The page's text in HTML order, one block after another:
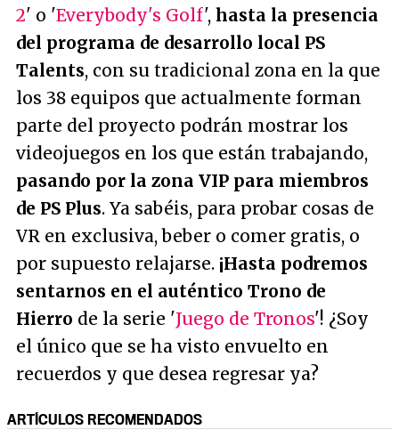
2' o 'Everybody's Golf', hasta la presencia
del programa de desarrollo local PS
Talents, con su tradicional zona en la que
los 38 equipos que actualmente forman
parte del proyecto podrán mostrar los
videojuegos en los que están trabajando,
pasando por la zona VIP para miembros
de PS Plus. Ya sabéis, para probar cosas de
VR en exclusiva, beber o comer gratis, o
por supuesto relajarse. ¡Hasta podremos
sentarnos en el auténtico Trono de
Hierro de la serie 'Juego de Tronos'! ¿Soy
el único que se ha visto envuelto en
recuerdos y que desea regresar ya?
ARTÍCULOS RECOMENDADOS